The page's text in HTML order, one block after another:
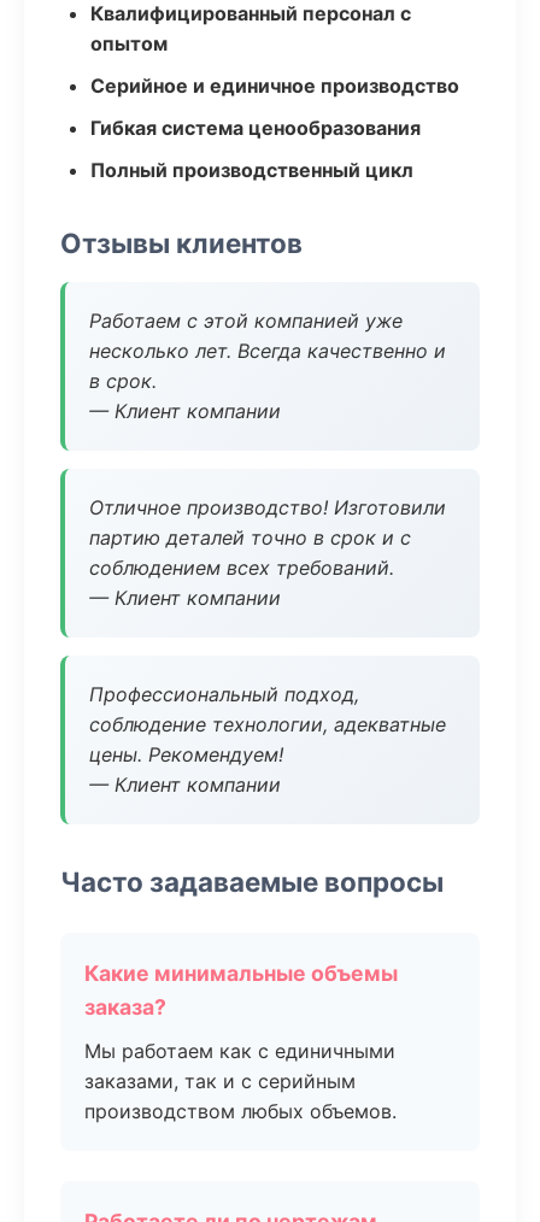
Квалифицированный персонал с
опытом
Серийное и единичное производство
Гибкая система ценообразования
Полный производственный цикл
Отзывы клиентов
Работаем с этой компанией уже
несколько лет. Всегда качественно и
в срок.
— Клиент компании
Отличное производство! Изготовили
партию деталей точно в срок и с
соблюдением всех требований.
— Клиент компании
Профессиональный подход,
соблюдение технологии, адекватные
цены. Рекомендуем!
— Клиент компании
Часто задаваемые вопросы
Какие минимальные объемы
заказа?
Мы работаем как с единичными
заказами, так и с серийным
производством любых объемов.